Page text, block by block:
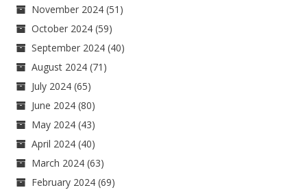
November 2024 (51)
October 2024 (59)
September 2024 (40)
August 2024 (71)
July 2024 (65)
June 2024 (80)
May 2024 (43)
April 2024 (40)
March 2024 (63)
February 2024 (69)